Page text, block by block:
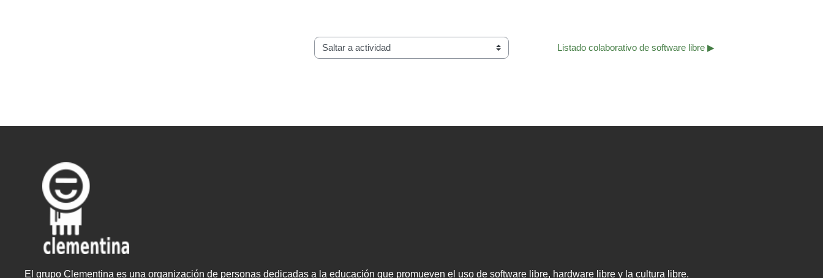
Saltar a actividad
Listado colaborativo de software libre ▶︎
El grupo Clementina es una organización de personas dedicadas a la educación que promueven el uso de software libre, hardware libre y la cultura libre.